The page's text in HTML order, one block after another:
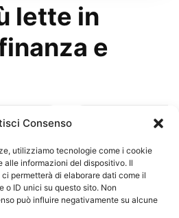
Consenso
utilizziamo tecnologie come i cookie
alle informazioni del dispositivo. Il
permetterà di elaborare dati come il
o ID unici su questo sito. Non
può influire negativamente su alcune
lette in
e
2